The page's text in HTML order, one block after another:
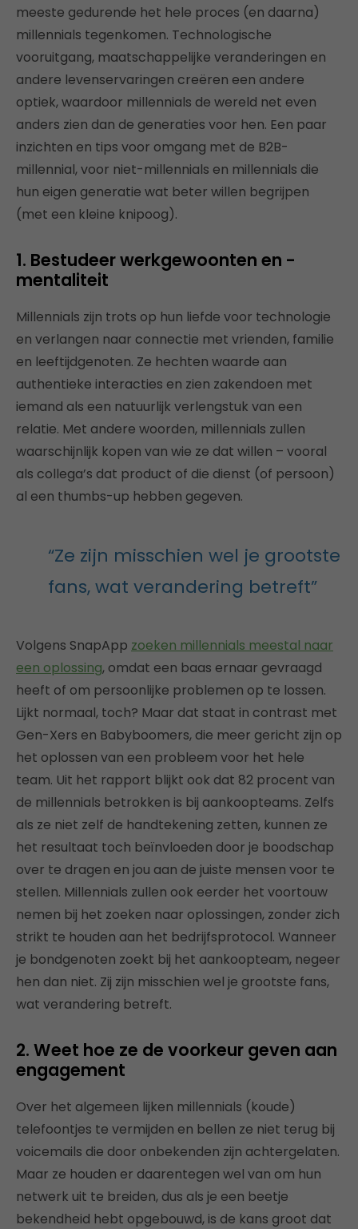
meeste gedurende het hele proces (en daarna)
millennials tegenkomen. Technologische
vooruitgang, maatschappelijke veranderingen en
andere levenservaringen creëren een andere
optiek, waardoor millennials de wereld net even
anders zien dan de generaties voor hen. Een paar
inzichten en tips voor omgang met de B2B-
millennial, voor niet-millennials en millennials die
hun eigen generatie wat beter willen begrijpen
(met een kleine knipoog).
1. Bestudeer werkgewoonten en -
mentaliteit
Millennials zijn trots op hun liefde voor technologie
en verlangen naar connectie met vrienden, familie
en leeftijdgenoten. Ze hechten waarde aan
authentieke interacties en zien zakendoen met
iemand als een natuurlijk verlengstuk van een
relatie. Met andere woorden, millennials zullen
waarschijnlijk kopen van wie ze dat willen – vooral
als collega’s dat product of die dienst (of persoon)
al een thumbs-up hebben gegeven.
“Ze zijn misschien wel je grootste
fans, wat verandering betreft”
Volgens SnapApp zoeken millennials meestal naar
een oplossing, omdat een baas ernaar gevraagd
heeft of om persoonlijke problemen op te lossen.
Lijkt normaal, toch? Maar dat staat in contrast met
Gen-Xers en Babyboomers, die meer gericht zijn op
het oplossen van een probleem voor het hele
team. Uit het rapport blijkt ook dat 82 procent van
de millennials betrokken is bij aankoopteams. Zelfs
als ze niet zelf de handtekening zetten, kunnen ze
het resultaat toch beïnvloeden door je boodschap
over te dragen en jou aan de juiste mensen voor te
stellen. Millennials zullen ook eerder het voortouw
nemen bij het zoeken naar oplossingen, zonder zich
strikt te houden aan het bedrijfsprotocol. Wanneer
je bondgenoten zoekt bij het aankoopteam, negeer
hen dan niet. Zij zijn misschien wel je grootste fans,
wat verandering betreft.
2. Weet hoe ze de voorkeur geven aan
engagement
Over het algemeen lijken millennials (koude)
telefoontjes te vermijden en bellen ze niet terug bij
voicemails die door onbekenden zijn achtergelaten.
Maar ze houden er daarentegen wel van om hun
netwerk uit te breiden, dus als je een beetje
bekendheid hebt opgebouwd, is de kans groot dat